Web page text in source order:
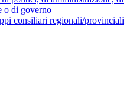
o di governo
consiliari regionali/provinciali